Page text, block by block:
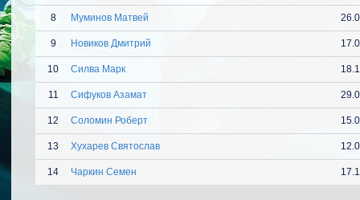
8 Муминов Матвей
9 Новиков Дмитрий
10 Силва Марк
11 Сифуков Азамат
12 Соломин Роберт
13 Хухарев Святослав
14 Чаркин Семен